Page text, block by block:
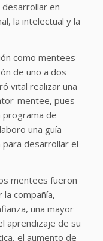
en
la intelectual y la
como mentees
de uno a dos
vital realizar una
mentee, pues
programa de
una guía
desarrollar el
mentees fueron
compañía,
una mayor
aprendizaje de su
el aumento de